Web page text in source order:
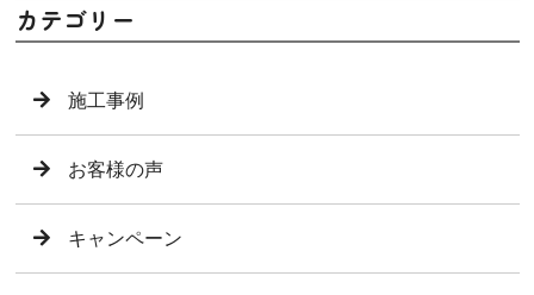
カテゴリー
施工事例
お客様の声
キャンペーン